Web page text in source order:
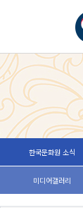
한국문화원 소식
미디어갤러리